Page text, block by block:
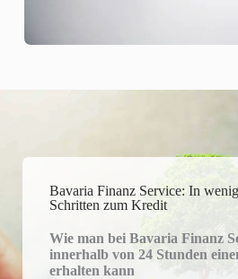
Bavaria Finanz Service: In
Schritten zum Kredit
Wie man bei Bavaria Finanz
innerhalb von 24 Stunden
erhalten kann